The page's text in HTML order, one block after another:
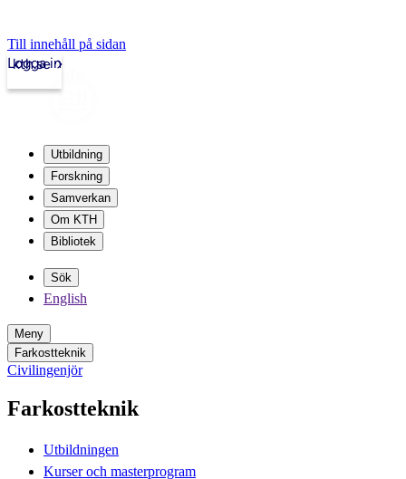
Till innehåll på sidan
kth.se
Logga in
Utbildning
Forskning
Samverkan
Om KTH
Bibliotek
Sök
English
Meny
Farkostteknik
Civilingenjör
Farkostteknik
Utbildningen
Kurser och masterprogram